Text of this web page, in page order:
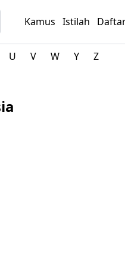
Kamus Istilah
U V W Y Z